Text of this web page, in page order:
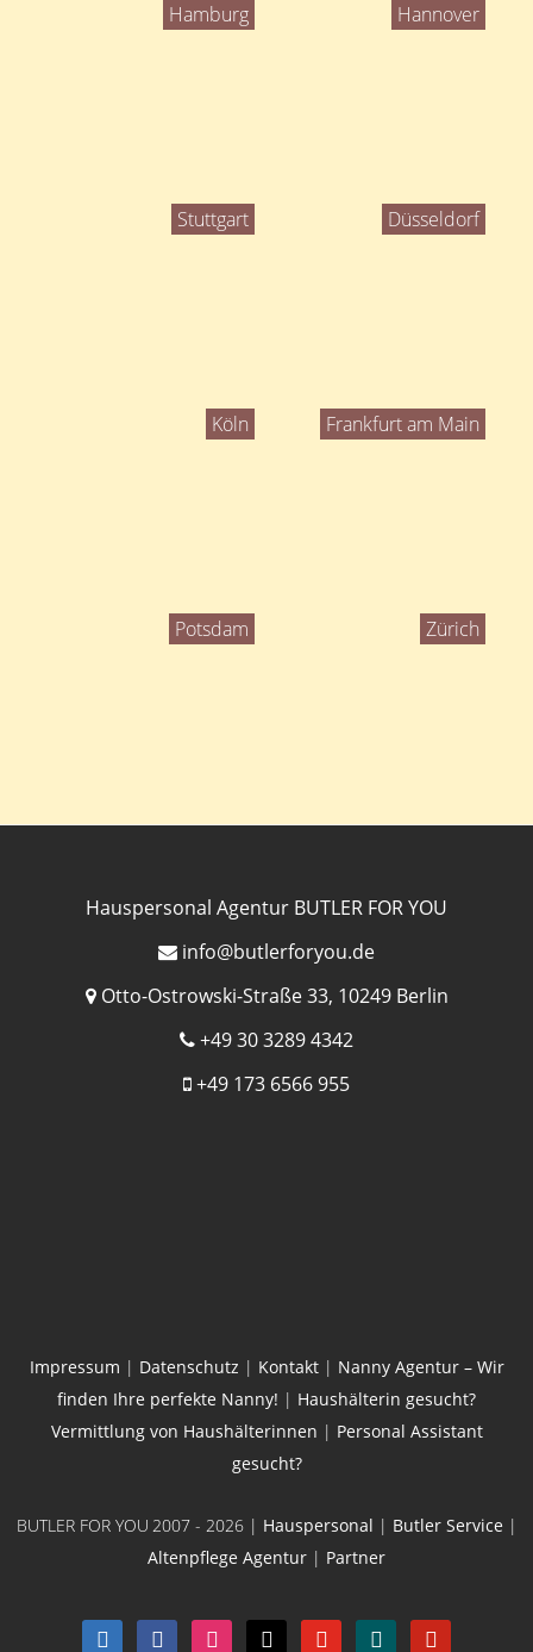
Hamburg Hannover
Stuttgart Düsseldorf
Köln Frankfurt am Main
Potsdam Zürich
Hauspersonal Agentur BUTLER FOR YOU
info@butlerforyou.de
Otto-Ostrowski-Straße 33, 10249 Berlin
+49 30 3289 4342
+49 173 6566 955
Impressum | Datenschutz | Kontakt| Nanny Agentur – Wir
finden Ihre perfekte Nanny! | Haushälterin gesucht?
Vermittlung von Haushälterinnen | Personal Assistant
gesucht?
BUTLER FOR YOU 2007 - 2026 | Hauspersonal | Butler Service |
Altenpflege Agentur | Partner
linkedin facebook instagram youtube xing pinterest